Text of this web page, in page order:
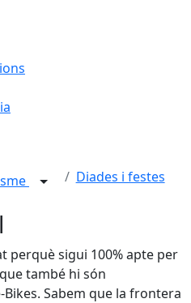
Diades i festes
perquè sigui 100% apte per
també hi són
Bikes. Sabem que la frontera